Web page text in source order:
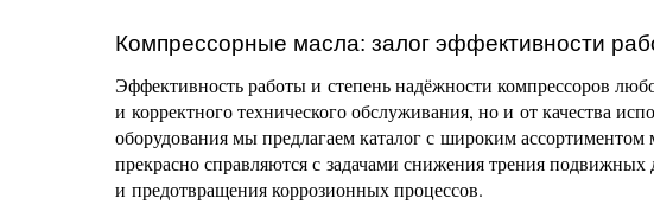
Компрессорные масла: залог эффективности
Эффективность работы и степень надёжности компрессоров
и корректного технического обслуживания, но и от качества
оборудования мы предлагаем каталог с широким
прекрасно справляются с задачами снижения трения
и предотвращения коррозионных процессов.